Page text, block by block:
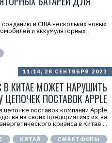
в США нескольких новых
и аккумуляторных
11:14, 28 СЕНТЯБРЯ 2021
В КИТАЕ МОЖЕТ НАРУШИТЬ
ЦЕПОЧЕК ПОСТАВОК APPLE
поставок компании Apple
на своих предприятиях из-за
энергетического кризиса в Китае....
КИТАЙ СМАРТФОНЫ